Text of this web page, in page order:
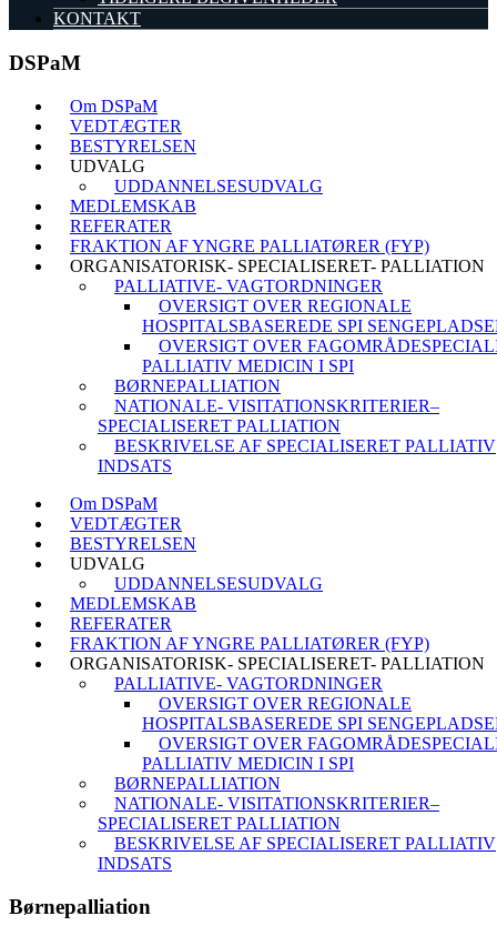
KONTAKT
DSPaM
Om DSPaM
VEDTÆGTER
BESTYRELSEN
UDVALG
UDDANNELSESUDVALG
MEDLEMSKAB
REFERATER
FRAKTION AF YNGRE PALLIATØRER (FYP)
ORGANISATORISK- SPECIALISERET- PALLIATION
PALLIATIVE- VAGTORDNINGER
OVERSIGT OVER REGIONALE
HOSPITALSBASEREDE SPI
OVERSIGT OVER
PALLIATIV MEDICIN I SPI
BØRNEPALLIATION
NATIONALE- VISITATIONSKRITERIER–
SPECIALISERET PALLIATION
BESKRIVELSE AF SPECIALISERET PALLIATIV
INDSATS
Om DSPaM
VEDTÆGTER
BESTYRELSEN
UDVALG
UDDANNELSESUDVALG
MEDLEMSKAB
REFERATER
FRAKTION AF YNGRE PALLIATØRER (FYP)
ORGANISATORISK- SPECIALISERET- PALLIATION
PALLIATIVE- VAGTORDNINGER
OVERSIGT OVER REGIONALE
HOSPITALSBASEREDE SPI
OVERSIGT OVER
PALLIATIV MEDICIN I SPI
BØRNEPALLIATION
NATIONALE- VISITATIONSKRITERIER–
SPECIALISERET PALLIATION
BESKRIVELSE AF SPECIALISERET PALLIATIV
INDSATS
Børnepalliation